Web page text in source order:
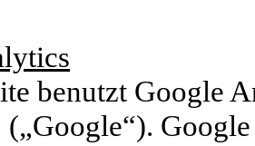
benutzt Google